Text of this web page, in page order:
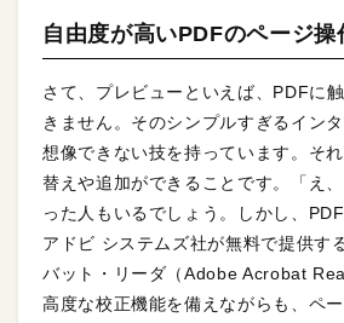
自由度が高いPDFのページ操
さて、プレビューといえば、PDFに
きません。そのシンプルすぎるイン
想像できない技を持っています。そ
替えや追加ができることです。「え
った人もいるでしょう。しかし、
アドビ システムズ社が無料で提供す
バット・リーダ（Adobe Acrobat
高度な校正機能を備えながらも、ペ